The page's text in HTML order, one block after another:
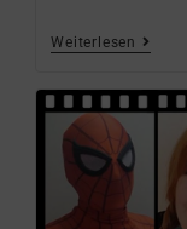
Weiterlesen